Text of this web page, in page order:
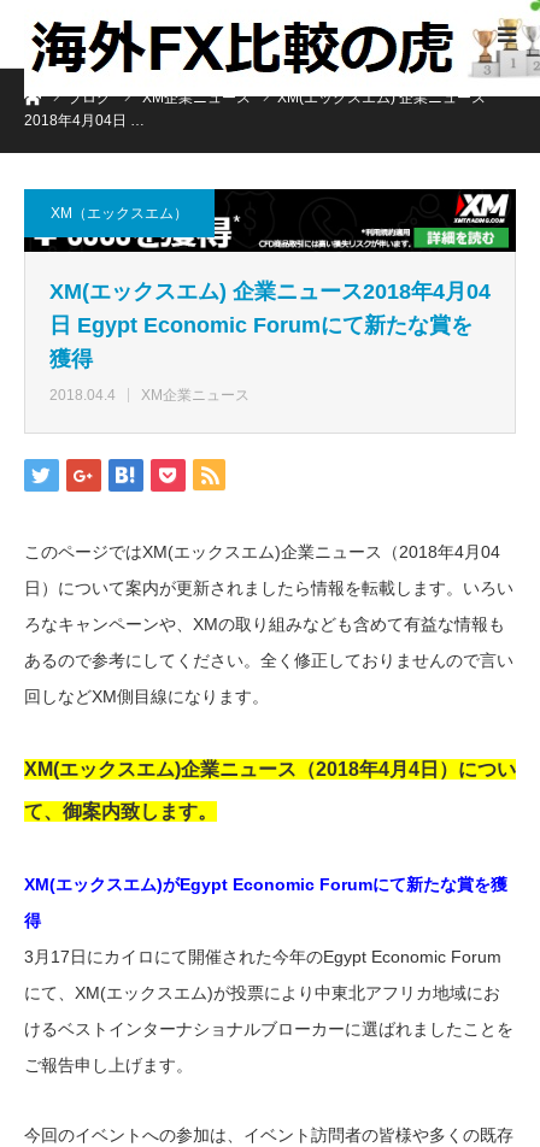
ホームブログ XM企業ニュース
XM(エックスエム) 企業ニュース
2018年4月04日 …
XM（エックスエム）
XM(エックスエム) 企業ニュース2018年4月04
日 Egypt Economic Forumにて新たな賞を
獲得
2018.04.4 XM企業ニュース
このページではXM(エックスエム)企業ニュース（2018年4月04
日）について案内が更新されましたら情報を転載します。いろい
ろなキャンペーンや、XMの取り組みなども含めて有益な情報も
あるので参考にしてください。全く修正しておりませんので言い
回しなどXM側目線になります。
XM(エックスエム)企業ニュース（2018年4月4日）につい
て、御案内致します。
XM(エックスエム)がEgypt Economic Forumにて新たな賞を獲
得
3月17日にカイロにて開催された今年のEgypt Economic Forum
にて、XM(エックスエム)が投票により中東北アフリカ地域にお
けるベストインターナショナルブローカーに選ばれましたことを
ご報告申し上げます。
今回のイベントへの参加は、イベント訪問者の皆様や多くの既存